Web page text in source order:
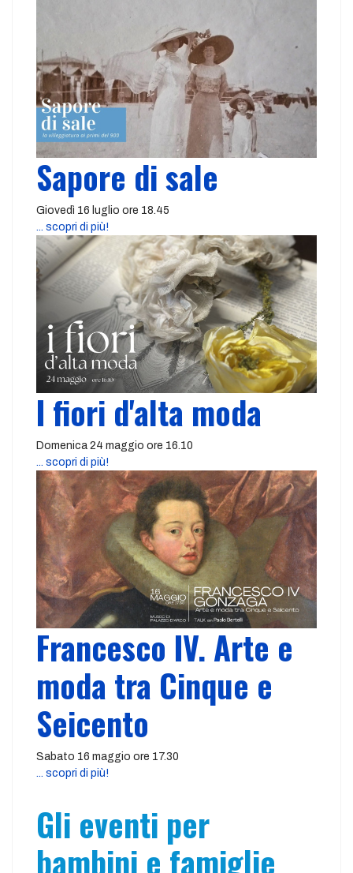
Sapore di sale
Giovedì 16 luglio ore 18.45
... scopri di più!
I fiori d'alta moda
Domenica 24 maggio ore 16.10
... scopri di più!
Francesco IV. Arte e
moda tra Cinque e
Seicento
Sabato 16 maggio ore 17.30
... scopri di più!
Gli eventi per
bambini e famiglie